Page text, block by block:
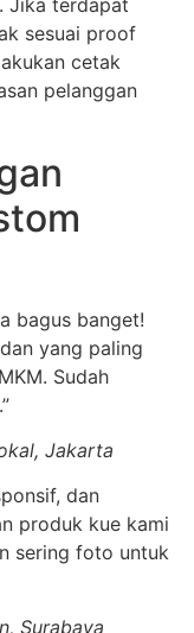
Jika terdapat
sesuai proof
cetak
pelanggan
bagus banget!
yang paling
Sudah
Jakarta
dan
produk kue kami
sering foto untuk
Surabaya